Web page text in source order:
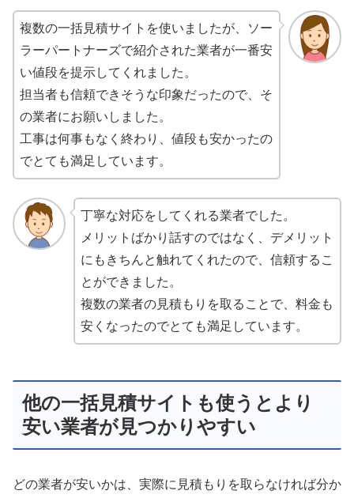
複数の一括見積サイトを使いましたが、ソー
ラーパートナーズで紹介された業者が一番安
い値段を提示してくれました。
担当者も信頼できそうな印象だったので、そ
の業者にお願いしました。
工事は何事もなく終わり、値段も安かったの
でとても満足しています。
丁寧な対応をしてくれる業者でした。
メリットばかり話すのではなく、デメリット
にもきちんと触れてくれたので、信頼するこ
とができました。
複数の業者の見積もりを取ることで、料金も
安くなったのでとても満足しています。
他の一括見積サイトも使うとより
安い業者が見つかりやすい
どの業者が安いかは、実際に見積もりを取らなければ分か